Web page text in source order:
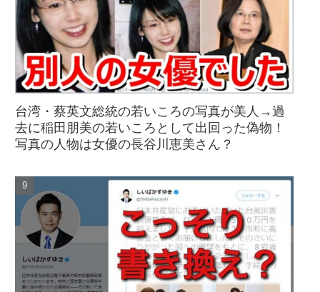
台湾・蔡英文総統の若いころの写真が美人→過
去に稲田朋美の若いころとして出回った偽物！
写真の人物は女優の長谷川恵美さん？